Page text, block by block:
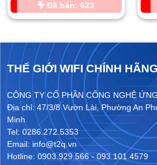
Đã bán: 623
THẾ GIỚI WIFI CHÍNH
CÔNG TY CỔ PHẦN CÔNG NGHỆ
Địa chỉ: 47/3/8 Vườn Lài, Phường An
Minh
Tel: 0286.272.5353
Email: info@t2q.vn
Hotline: 0903.929.566 - 093.101.4579